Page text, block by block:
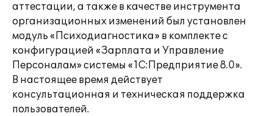
аттестации, а также в качестве инструмента
организационных изменений был установлен
модуль «Психодиагностика» в комплекте с
конфигурацией «Зарплата и Управление
Персоналам» системы «1С:Предприятие 8.0».
В настоящее время действует
консультационная и техническая поддержка
пользователей.